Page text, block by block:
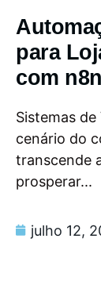
para
com n8n
Sistemas
cenário do
transcende
prosperar...
julho 12,